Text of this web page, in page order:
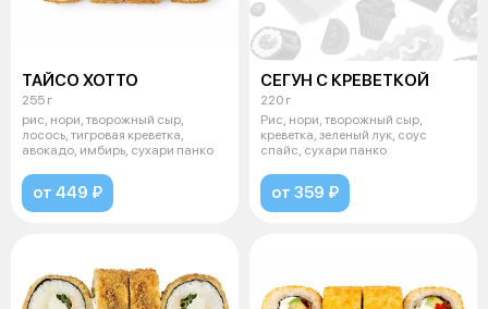
ТАЙСО ХОТТО
255 г
рис, нори, творожный сыр,
лосось, тигровая креветка,
авокадо, имбирь, сухари панко
от 449 ₽
СЕГУН С КРЕВЕТКОЙ
220 г
Рис, нори, творожный сыр,
креветка, зеленый лук, соус
спайс, сухари панко
от 359 ₽